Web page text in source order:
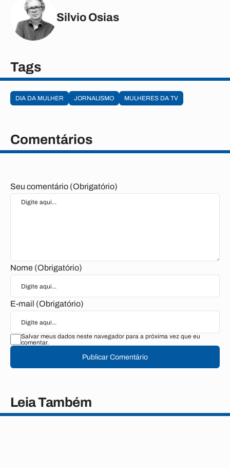
Silvio Osias
Tags
DIA DA MULHER JORNALISMO MULHERES DA TV
Comentários
Seu comentário (Obrigatório)
Nome (Obrigatório)
E-mail (Obrigatório)
Salvar meus dados neste navegador para a próxima vez que eu
comentar.
Publicar Comentário
Leia Também